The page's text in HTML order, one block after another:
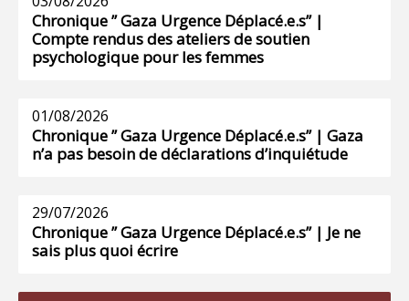
Chronique ” Gaza Urgence Déplacé.e.s” |
Compte rendus des ateliers de soutien
psychologique pour les femmes
01/08/2026
Chronique ” Gaza Urgence Déplacé.e.s” | Gaza
n’a pas besoin de déclarations d’inquiétude
29/07/2026
Chronique ” Gaza Urgence Déplacé.e.s” | Je ne
sais plus quoi écrire